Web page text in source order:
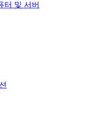
터 및 서버